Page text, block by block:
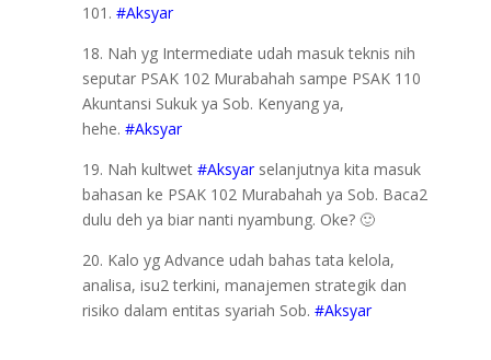
101. #Aksyar
18. Nah yg Intermediate udah masuk teknis nih
seputar PSAK 102 Murabahah sampe PSAK 110
Akuntansi Sukuk ya Sob. Kenyang ya,
hehe. #Aksyar
19. Nah kultwet #Aksyarselanjutnya kita masuk
bahasan ke PSAK 102 Murabahah ya Sob. Baca2
dulu deh ya biar nanti nyambung. Oke? 🙂
20. Kalo yg Advance udah bahas tata kelola,
analisa, isu2 terkini, manajemen strategik dan
risiko dalam entitas syariah Sob. #Aksyar